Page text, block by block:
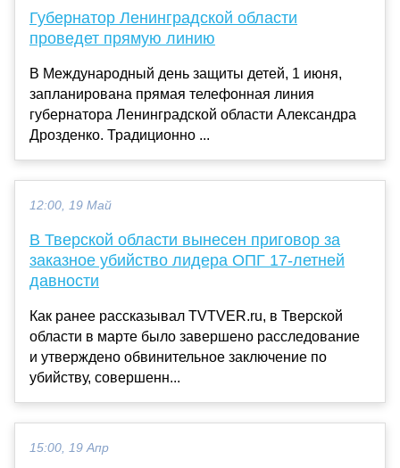
Губернатор Ленинградской области
проведет прямую линию
В Международный день защиты детей, 1 июня,
запланирована прямая телефонная линия
губернатора Ленинградской области Александра
Дрозденко. Традиционно ...
12:00, 19 Май
В Тверской области вынесен приговор за
заказное убийство лидера ОПГ 17-летней
давности
Как ранее рассказывал TVTVER.ru, в Тверской
области в марте было завершено расследование
и утверждено обвинительное заключение по
убийству, совершенн...
15:00, 19 Апр